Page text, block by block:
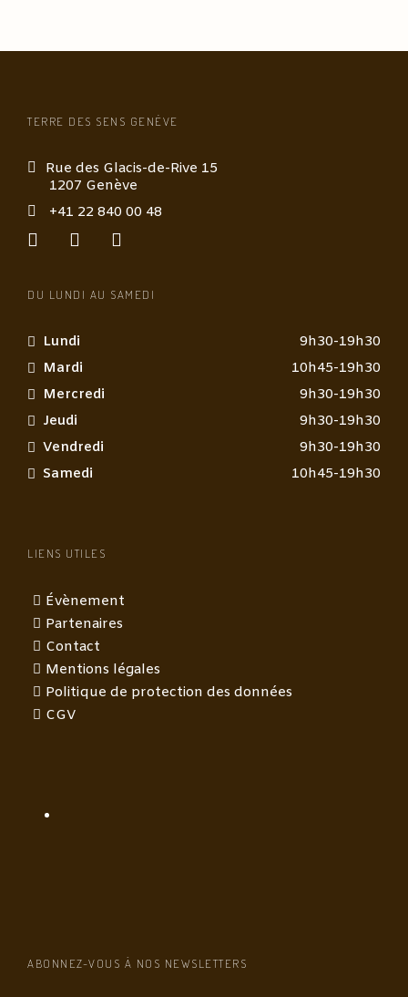
TERRE DES SENS GENÈVE
Rue des Glacis-de-Rive 15
1207 Genève
+41 22 840 00 48
DU LUNDI AU SAMEDI
Lundi
9h30-19h30
Mardi
10h45-19h30
Mercredi
9h30-19h30
Jeudi
9h30-19h30
Vendredi
9h30-19h30
Samedi
10h45-19h30
LIENS UTILES
Évènement
Partenaires
Contact
Mentions légales
Politique de protection des données
CGV
ABONNEZ-VOUS À NOS NEWSLETTERS